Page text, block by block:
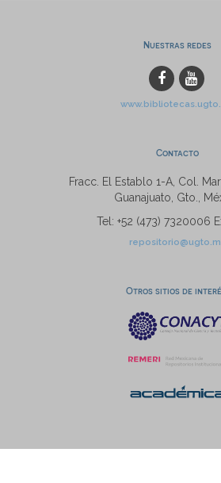
Nuestras redes
Contacto
Fracc. El Establo 1-A, Col.
Guanajuato, Gto.,
Tel: +52 (473) 7320006
Otros sitios de